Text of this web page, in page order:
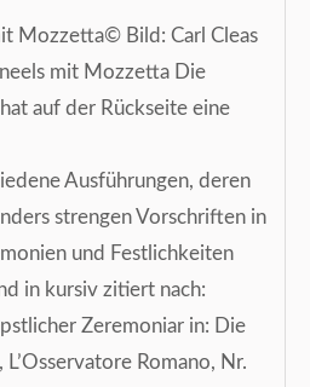
Mozzetta© Bild: Carl Cleas
mit Mozzetta Die
auf der Rückseite eine
Ausführungen, deren
strengen Vorschriften in
und Festlichkeiten
in kursiv zitiert nach:
Zeremoniar in: Die
Romano, Nr.